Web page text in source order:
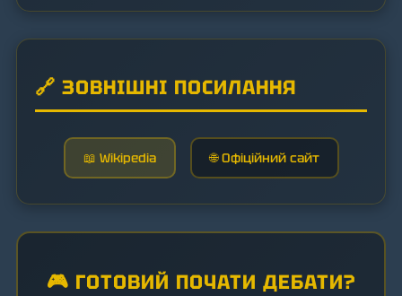
🔗 ЗОВНІШНІ ПОСИЛАННЯ
📖 Wikipedia 🌐 Офіційний сайт
🎮 ГОТОВИЙ ПОЧАТИ ДЕБАТИ?